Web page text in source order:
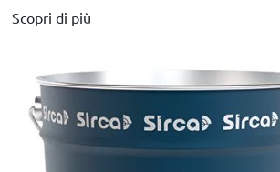
Scopri di più